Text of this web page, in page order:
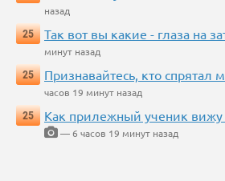
назад
25
Так вот вы какие - глаза на
минут назад
25
Признавайтесь, кто спрятал
часов 19 минут назад
25
Как прилежный ученик
— 6 часов 19 минут назад